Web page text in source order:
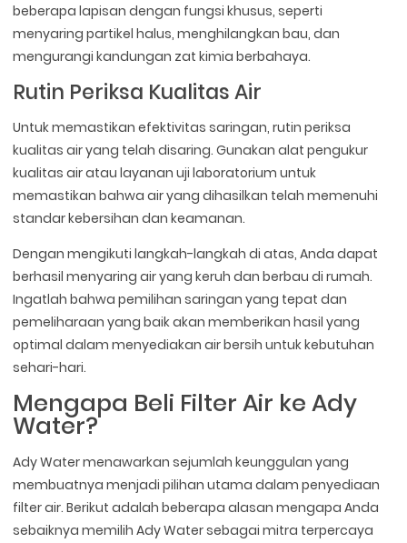
beberapa lapisan dengan fungsi khusus, seperti
menyaring partikel halus, menghilangkan bau, dan
mengurangi kandungan zat kimia berbahaya.
Rutin Periksa Kualitas Air
Untuk memastikan efektivitas saringan, rutin periksa
kualitas air yang telah disaring. Gunakan alat pengukur
kualitas air atau layanan uji laboratorium untuk
memastikan bahwa air yang dihasilkan telah memenuhi
standar kebersihan dan keamanan.
Dengan mengikuti langkah-langkah di atas, Anda dapat
berhasil menyaring air yang keruh dan berbau di rumah.
Ingatlah bahwa pemilihan saringan yang tepat dan
pemeliharaan yang baik akan memberikan hasil yang
optimal dalam menyediakan air bersih untuk kebutuhan
sehari-hari.
Mengapa Beli Filter Air ke Ady
Water?
Ady Water menawarkan sejumlah keunggulan yang
membuatnya menjadi pilihan utama dalam penyediaan
filter air. Berikut adalah beberapa alasan mengapa Anda
sebaiknya memilih Ady Water sebagai mitra terpercaya